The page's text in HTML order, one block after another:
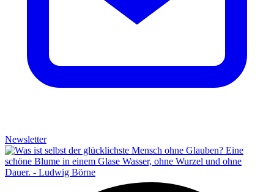
Newsletter